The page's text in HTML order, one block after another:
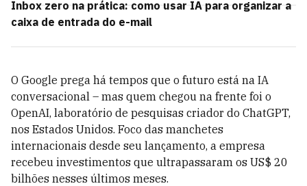
Inbox zero na prática: como usar IA para organizar a
caixa de entrada do e-mail
O Google prega há tempos que o futuro está na IA
conversacional – mas quem chegou na frente foi o
OpenAI, laboratório de pesquisas criador do ChatGPT,
nos Estados Unidos. Foco das manchetes
internacionais desde seu lançamento, a empresa
recebeu investimentos que ultrapassaram os US$ 20
bilhões nesses últimos meses.